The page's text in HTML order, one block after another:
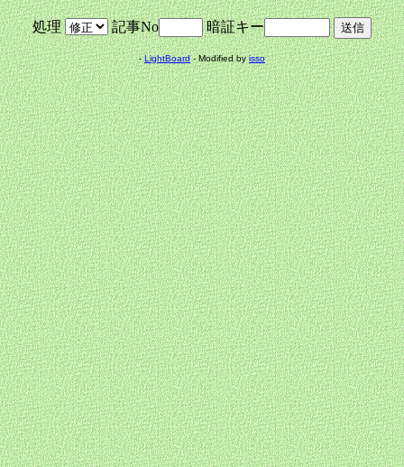
処理 記事No 暗証キー
-LightBoard- Modified byisso